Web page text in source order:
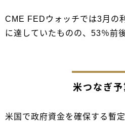
CME FEDウォッチでは3月の
に達していたものの、53％前
米つなぎ
米国で政府資金を確保する暫